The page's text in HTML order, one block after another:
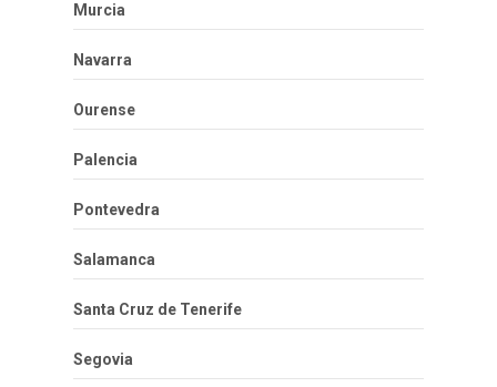
Murcia
Navarra
Ourense
Palencia
Pontevedra
Salamanca
Santa Cruz de Tenerife
Segovia